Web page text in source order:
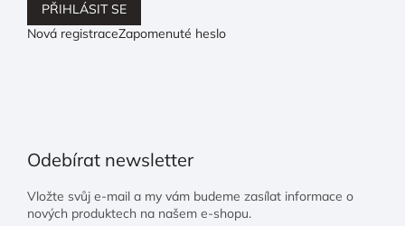
PŘIHLÁSIT SE
Nová registraceZapomenuté heslo
Odebírat newsletter
Vložte svůj e-mail a my vám budeme zasílat informace o
nových produktech na našem e-shopu.